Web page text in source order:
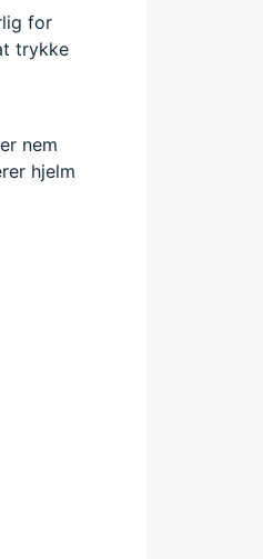
for
trykke
nem
hjelm